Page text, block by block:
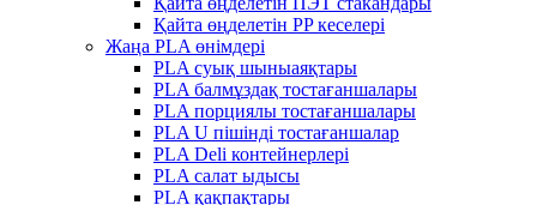
Қайта өңделетін PP кеселері
Жаңа PLA өнімдері
PLA суық шыныаяқтары
PLA балмұздақ тостағаншалары
PLA порциялы тостағаншалары
PLA U пішінді тостағаншалар
PLA Deli контейнерлері
PLA салат ыдысы
PLA қақпақтары